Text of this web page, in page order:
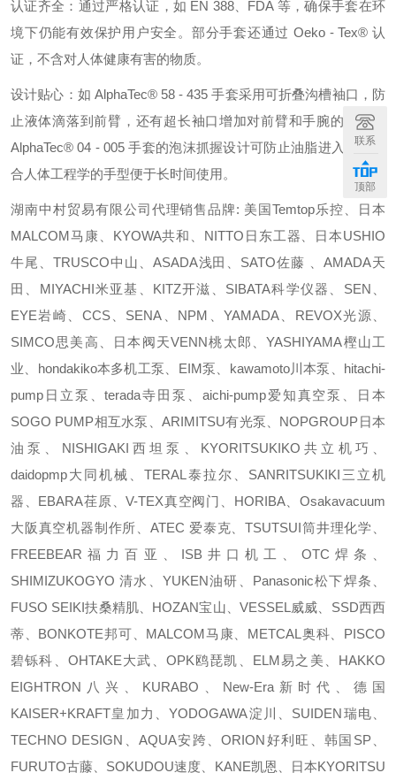
认证齐全：通过严格认证，如 EN 388、FDA 等，确保手套在环
境下仍能有效保护用户安全。部分手套还通过 Oeko - Tex® 认
证，不含对人体健康有害的物质。
设计贴心：如 AlphaTec® 58 - 435 手套采用可折叠沟槽袖口，防
止液体滴落到前臂，还有超长袖口增加对前臂和手腕的防护；
AlphaTec® 04 - 005 手套的泡沫抓握设计可防止油脂进入，且符
合人体工程学的手型便于长时间使用。
湖南中村贸易有限公司代理销售品牌: 美国Temtop乐控、日本
MALCOM马康、KYOWA共和、NITTO日东工器、日本USHIO
牛尾、TRUSCO中山、ASADA浅田、SATO佐藤 、AMADA天
田、MIYACHI米亚基、KITZ开滋、SIBATA科学仪器、SEN、
EYE岩崎、CCS、SENA、NPM、YAMADA、REVOX光源、
SIMCO思美高、日本阀天VENN桃太郎、YASHIYAMA樫山工
业、hondakiko本多机工泵、EIM泵、kawamoto川本泵、hitachi-
pump日立泵、terada寺田泵、aichi-pump爱知真空泵、日本
SOGO PUMP相互水泵、ARIMITSU有光泵、NOPGROUP日本
油泵、NISHIGAKI西坦泵、KYORITSUKIKO共立机巧、
daidopmp大同机械、TERAL泰拉尔、SANRITSUKIKI三立机
器、EBARA荏原、V-TEX真空阀门、HORIBA、Osakavacuum
大阪真空机器制作所、ATEC 爱泰克、TSUTSUI筒井理化学、
FREEBEAR福力百亚、ISB井口机工、OTC焊条、
SHIMIZUKOGYO 清水、YUKEN油研、Panasonic松下焊条、
FUSO SEIKI扶桑精肌、HOZAN宝山、VESSEL威威、SSD西西
蒂、BONKOTE邦可、MALCOM马康、METCAL奥科、PISCO
碧铄科、OHTAKE大武、OPK鸥琵凯、ELM易之美、HAKKO
EIGHTRON八兴、KURABO、New-Era新时代、德国
KAISER+KRAFT皇加力、YODOGAWA淀川、SUIDEN瑞电、
TECHNO DESIGN、AQUA安跨、ORION好利旺、韩国SP、
FURUTO古藤、SOKUDOU速度、KANE凯恩、日本KYORITSU
联系
顶部